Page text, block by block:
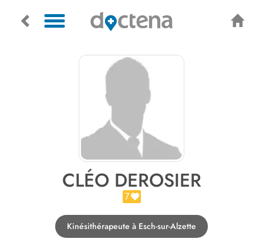
CLÉO DEROSIER
7
Kinésithérapeute à Esch-sur-Alzette